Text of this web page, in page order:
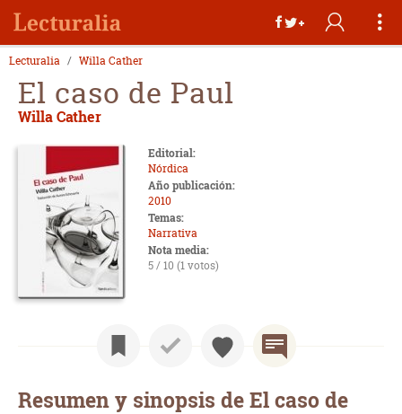
Lecturalia Willa Cather
El caso de Paul
Willa Cather
Editorial:
Nórdica
Año publicación:
2010
Temas:
Narrativa
Nota media:
5 / 10 (1 votos)
Resumen y sinopsis de El caso de